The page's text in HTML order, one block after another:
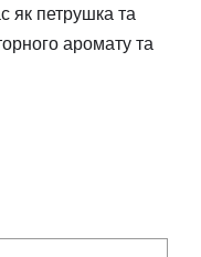
як петрушка та
аромату та